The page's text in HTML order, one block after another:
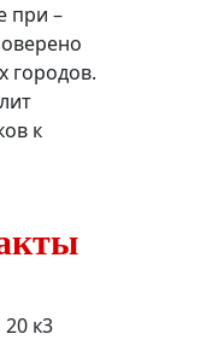
при –
городов.
к
к3